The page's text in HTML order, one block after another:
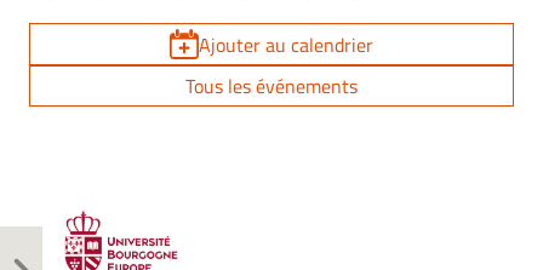
Ajouter au calendrier
Tous les événements